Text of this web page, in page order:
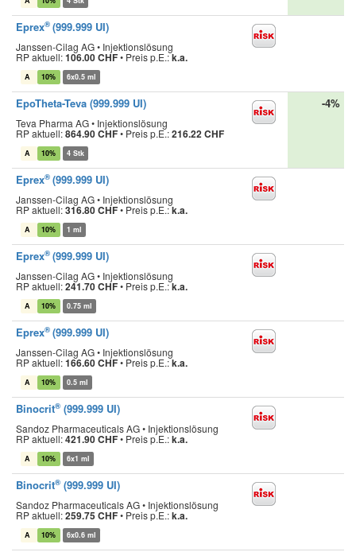
Eprex® (999.999 UI)
Janssen-Cilag AG • Injektionslösung
RP aktuell:106.00 CHF• Preis p.E.:k.a.
A 10% 6x0.5 ml
EpoTheta-Teva (999.999 UI)
Teva Pharma AG • Injektionslösung
RP aktuell:864.90 CHF• Preis p.E.:216.22 CHF
A 10% 4 Stk
-4%
Eprex® (999.999 UI)
Janssen-Cilag AG • Injektionslösung
RP aktuell:316.80 CHF• Preis p.E.:k.a.
A 10% 1 ml
Eprex® (999.999 UI)
Janssen-Cilag AG • Injektionslösung
RP aktuell:241.70 CHF• Preis p.E.:k.a.
A 10% 0.75 ml
Eprex® (999.999 UI)
Janssen-Cilag AG • Injektionslösung
RP aktuell:166.60 CHF• Preis p.E.:k.a.
A 10% 0.5 ml
Binocrit® (999.999 UI)
Sandoz Pharmaceuticals AG • Injektionslösung
RP aktuell:421.90 CHF• Preis p.E.:k.a.
A 10% 6x1 ml
Binocrit® (999.999 UI)
Sandoz Pharmaceuticals AG • Injektionslösung
RP aktuell:259.75 CHF• Preis p.E.:k.a.
A 10% 6x0.6 ml